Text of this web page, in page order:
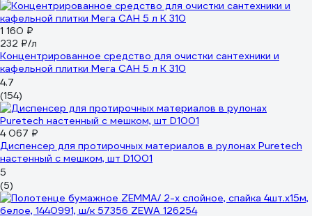
1 160 ₽
232 ₽/л
Концентрированное средство для очистки сантехники и
кафельной плитки Мега САН 5 л К 310
4.7
(154)
4 067 ₽
Диспенсер для протирочных материалов в рулонах Puretech
настенный с мешком, шт D1001
5
(5)